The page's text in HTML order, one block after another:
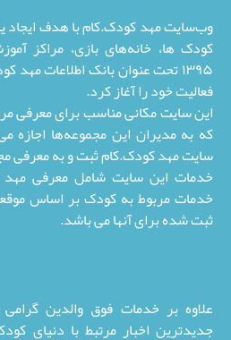
وب‌سایت مهد کودک.کام با هدف ایجاد
کودک ها، خانه‌های بازی، مراکز
۱۳۹۵ تحت عنوان بانک اطلاعات
فعالیت خود را آغاز کرد.
این سایت مکانی مناسب برای معرفی
که به مدیران این مجموعه‌ها اجازه
سایت مهد کودک.کام ثبت و به معرفی
خدمات این سایت شامل معرفی مهد
خدمات مربوط به کودک بر اساس
ثبت شده برای آنها می باشد.
علاوه بر خدمات فوق والدین
جدیدترین اخبار مرتبط با دنیای